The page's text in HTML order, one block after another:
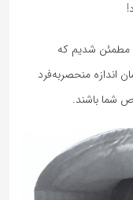
مطمئن شدیم که
اندازه منحصربه‌فرد
شما باشند.